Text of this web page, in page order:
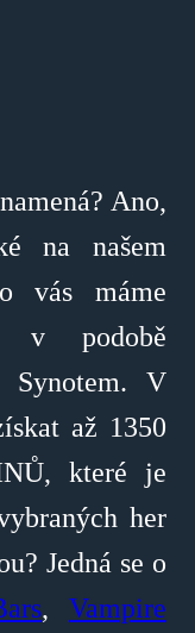
Ano,
na našem
vás máme
v podobě
Synotem. V
až 1350
které je
her
Jedná se o
,Vampire